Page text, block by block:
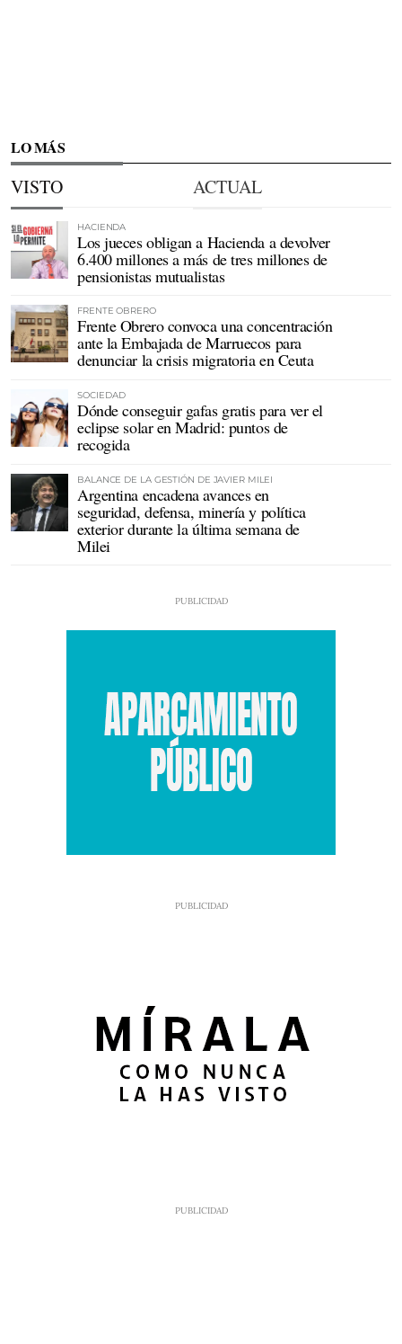
LO MÁS
VISTO ACTUAL
HACIENDA
Los jueces obligan a Hacienda a devolver
6.400 millones a más de tres millones de
pensionistas mutualistas
FRENTE OBRERO
Frente Obrero convoca una concentración
ante la Embajada de Marruecos para
denunciar la crisis migratoria en Ceuta
SOCIEDAD
Dónde conseguir gafas gratis para ver el
eclipse solar en Madrid: puntos de
recogida
BALANCE DE LA GESTIÓN DE JAVIER MILEI
Argentina encadena avances en
seguridad, defensa, minería y política
exterior durante la última semana de
Milei